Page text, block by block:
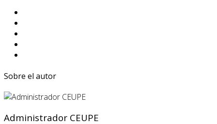
Sobre el autor
Administrador CEUPE